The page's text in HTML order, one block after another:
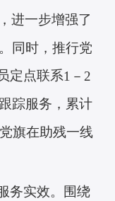
进一步增强了
同时，推行党
定点联系1－2
踪服务，累计
旗在助残一线
务实效。
围绕